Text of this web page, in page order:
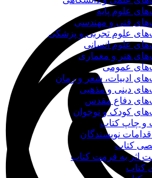
علوم پایه
فنی و مهندسی
علوم تجربی و پزشکی
علوم انسانی
هنر و معماری
عمومی
ادبیات، شعر و رمان
دینی و مذهبی
دفاع مقدس
کودک و نوجوان
و چاپ کتاب
نویسندگان
کتاب
اثر به فرمت کتاب
کتاب